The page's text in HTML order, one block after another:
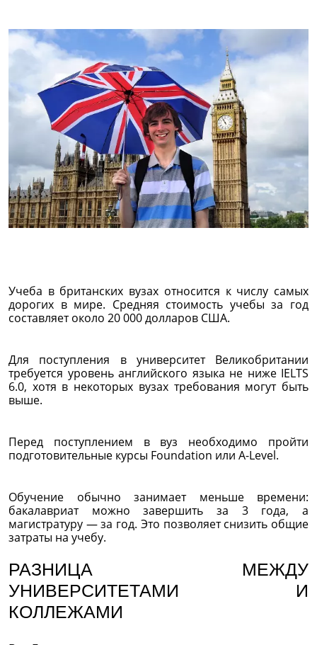
Учеба в британских вузах относится к числу самых
дорогих в мире. Средняя стоимость учебы за год
составляет около 20 000 долларов США.
Для поступления в университет Великобритании
требуется уровень английского языка не ниже IELTS
6.0, хотя в некоторых вузах требования могут быть
выше.
Перед поступлением в вуз необходимо пройти
подготовительные курсы Foundation или A-Level.
Обучение обычно занимает меньше времени:
бакалавриат можно завершить за 3 года, а
магистратуру — за год. Это позволяет снизить общие
затраты на учебу.
РАЗНИЦА МЕЖДУ
УНИВЕРСИТЕТАМИ И
КОЛЛЕЖАМИ